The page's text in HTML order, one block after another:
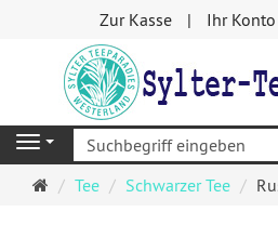
Zur Kasse Ihr Konto
Navigation
Startseite
Tee Schwarzer Tee